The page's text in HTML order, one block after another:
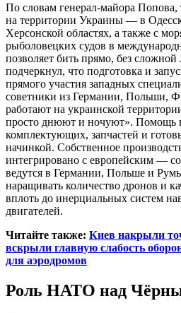
По словам генерал-майора Попова,
на территории Украины — в
Херсонской областях, а также с
рыболовецких судов в
позволяет бить прямо, без
подчеркнул, что подготовка и
прямого участия западных
советники из Германии, Польши,
работают на украинской
просто днюют и ночуют». Помощь
комплектующих, запчастей и
начинкой. Собственное
интегрировано с европейским —
ведутся в Германии, Польше и
наращивать количество дронов и
вплоть до инерциальных систем
двигателей.
Читайте также: Киев накрыли
вскрыли главную слабость
для аэродромов
Роль НАТО над